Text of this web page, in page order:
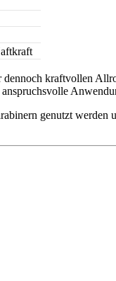
kraftvollen
genutzt